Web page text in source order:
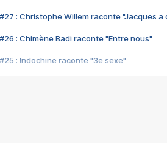
#27 : Christophe Willem raconte "Jacques a
#26 : Chimène Badi raconte "Entre nous"
#25 : Indochine raconte "3e sexe"